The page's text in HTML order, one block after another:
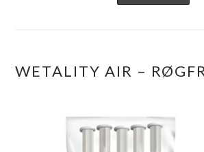
WETALITY AIR –